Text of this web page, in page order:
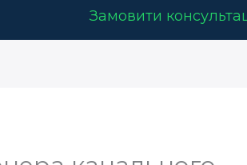
Замовити